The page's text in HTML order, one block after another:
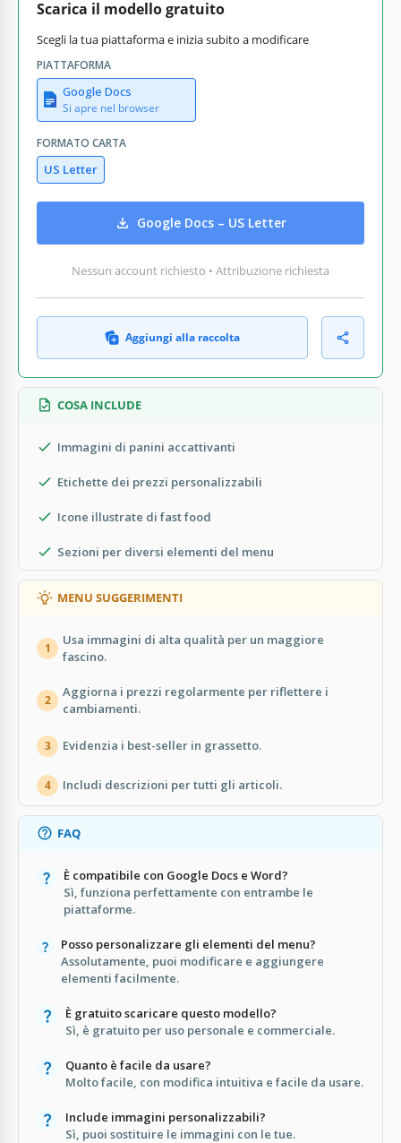
Scarica il modello gratuito
Scegli la tua piattaforma e inizia subito a modificare
PIATTAFORMA
Google Docs
Si apre nel browser
FORMATO CARTA
US Letter
Google Docs – US Letter
Nessun account richiesto • Attribuzione richiesta
Aggiungi alla raccolta
COSA INCLUDE
Immagini di panini accattivanti
Etichette dei prezzi personalizzabili
Icone illustrate di fast food
Sezioni per diversi elementi del menu
MENU SUGGERIMENTI
1
Usa immagini di alta qualità per un maggiore
fascino.
2
Aggiorna i prezzi regolarmente per riflettere i
cambiamenti.
3 Evidenzia i best-seller in grassetto.
4 Includi descrizioni per tutti gli articoli.
FAQ
È compatibile con Google Docs e Word?
Sì, funziona perfettamente con entrambe le
piattaforme.
Posso personalizzare gli elementi del menu?
Assolutamente, puoi modificare e aggiungere
elementi facilmente.
È gratuito scaricare questo modello?
Sì, è gratuito per uso personale e commerciale.
Quanto è facile da usare?
Molto facile, con modifica intuitiva e facile da usare.
Include immagini personalizzabili?
Sì, puoi sostituire le immagini con le tue.